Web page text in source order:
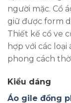
người mặc. Cổ
giữ được form
Thiết kế cổ ve
hợp với các
phong cách
Kiểu dáng
Áo gile đồng